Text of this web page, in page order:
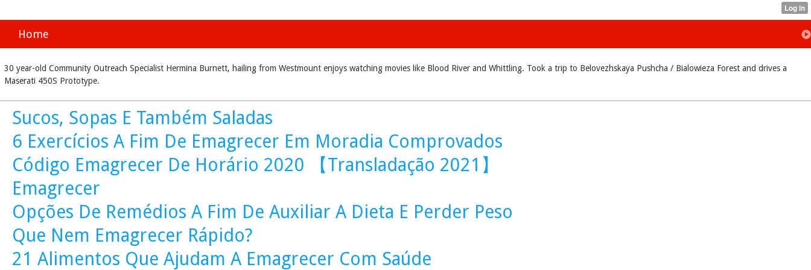
Home
30 year-old Community Outreach Specialist Hermina Burnett, hailing from Westmount enjoys watching movies like Blood River and Whittling. Took a trip to Belovezhskaya Pushcha / Bialowieza Forest and drives a
Maserati 450S Prototype.
Sucos, Sopas E Também Saladas
6 Exercícios A Fim De Emagrecer Em Moradia Comprovados
Código Emagrecer De Horário 2020 【Transladação 2021】
Emagrecer
Opções De Remédios A Fim De Auxiliar A Dieta E Perder Peso
Que Nem Emagrecer Rápido?
21 Alimentos Que Ajudam A Emagrecer Com Saúde